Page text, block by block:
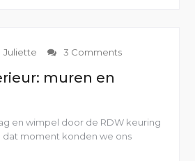
Juliette 3 Comments
muren en
en wimpel door de RDW keuring
dat moment konden we ons